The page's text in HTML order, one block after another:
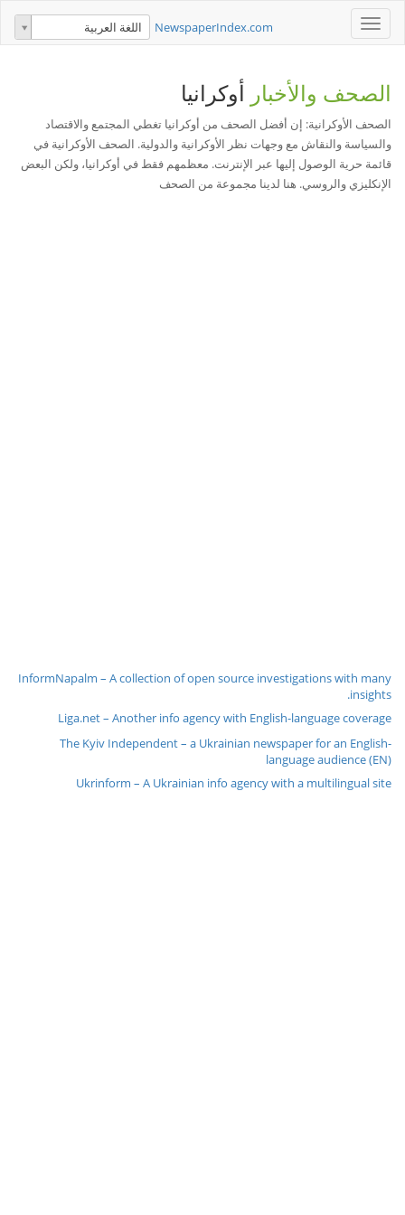
Toggle
navigation
NewspaperIndex.com اللغة العربية
الصحف والأخبار أوكرانيا
الصحف الأوكرانية: إن أفضل الصحف من أوكرانيا تغطي المجتمع والاقتصاد
والسياسة والنقاش مع وجهات نظر الأوكرانية والدولية. الصحف الأوكرانية في
قائمة حرية الوصول إليها عبر الإنترنت. معظمهم فقط في أوكرانيا، ولكن البعض
الإنكليزي والروسي. هنا لدينا مجموعة من الصحف
InformNapalm – A collection of open source investigations with many
insights.
Liga.net – Another info agency with English-language coverage
The Kyiv Independent – a Ukrainian newspaper for an English-
language audience (EN)
Ukrinform – A Ukrainian info agency with a multilingual site